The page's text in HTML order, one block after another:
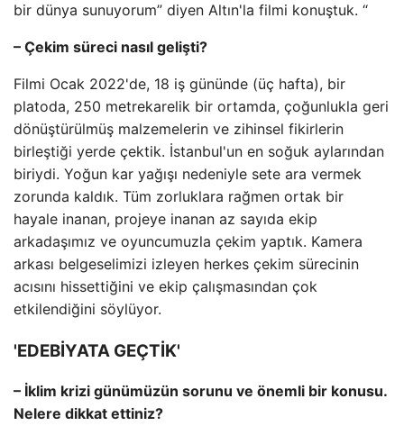
bir dünya sunuyorum” diyen Altın'la filmi konuştuk. “
– Çekim süreci nasıl gelişti?
Filmi Ocak 2022'de, 18 iş gününde (üç hafta), bir
platoda, 250 metrekarelik bir ortamda, çoğunlukla geri
dönüştürülmüş malzemelerin ve zihinsel fikirlerin
birleştiği yerde çektik. İstanbul'un en soğuk aylarından
biriydi. Yoğun kar yağışı nedeniyle sete ara vermek
zorunda kaldık. Tüm zorluklara rağmen ortak bir
hayale inanan, projeye inanan az sayıda ekip
arkadaşımız ve oyuncumuzla çekim yaptık. Kamera
arkası belgeselimizi izleyen herkes çekim sürecinin
acısını hissettiğini ve ekip çalışmasından çok
etkilendiğini söylüyor.
'EDEBİYATA GEÇTİK'
– İklim krizi günümüzün sorunu ve önemli bir konusu.
Nelere dikkat ettiniz?